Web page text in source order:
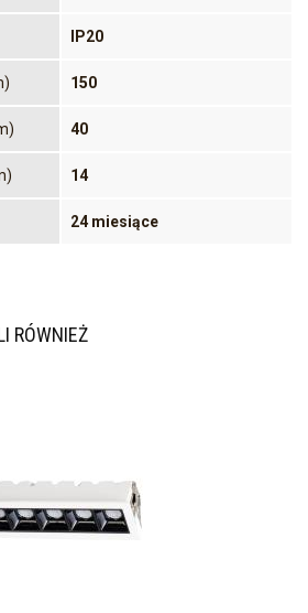
IP20
150
40
14
24 miesiące
RÓWNIEŻ